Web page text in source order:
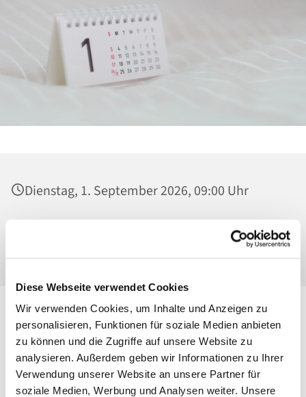
Diese Webseite verwendet Cookies
Wir verwenden Cookies, um Inhalte und Anzeigen zu
personalisieren, Funktionen für soziale Medien anbieten
zu können und die Zugriffe auf unsere Website zu
analysieren. Außerdem geben wir Informationen zu Ihrer
Verwendung unserer Website an unsere Partner für
soziale Medien, Werbung und Analysen weiter. Unsere
Dienstag, 1. September 2026, 09:00 Uhr
St. Maria Magdalena, Kirche, Platanenstraße